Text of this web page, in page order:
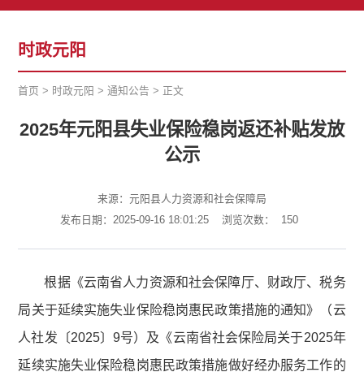
时政元阳
首页 > 时政元阳 >通知公告 > 正文
2025年元阳县失业保险稳岗返还补贴发放
公示
来源：元阳县人力资源和社会保障局
发布日期：2025-09-16 18:01:25
浏览次数： 150
根据《云南省人力资源和社会保障厅、财政厅、税务
局关于延续实施失业保险稳岗惠民政策措施的通知》（云
人社发〔2025〕9号）及《云南省社会保险局关于2025年
延续实施失业保险稳岗惠民政策措施做好经办服务工作的